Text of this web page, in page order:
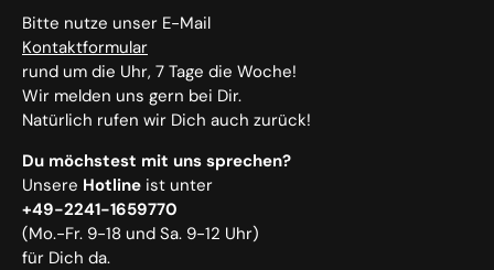
Bitte nutze unser E-Mail
Kontaktformular
rund um die Uhr, 7 Tage die Woche!
Wir melden uns gern bei Dir.
Natürlich rufen wir Dich auch zurück!
Du möchstest mit uns sprechen?
Unsere Hotline ist unter
+49-2241-1659770
(Mo.-Fr. 9-18 und Sa. 9-12 Uhr)
für Dich da.